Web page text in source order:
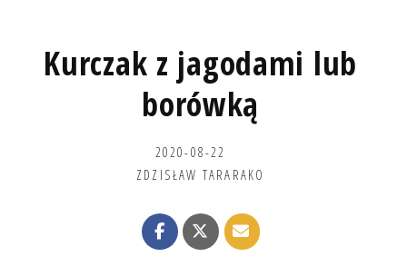
Kurczak z jagodami lub
borówką
2020-08-22
ZDZISŁAW TARARAKO